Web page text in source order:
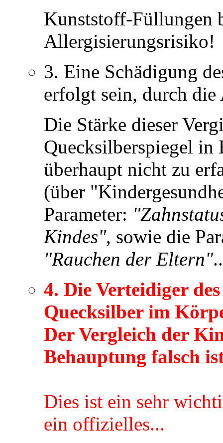
Kunststoff-Füllungen
Allergisierungsrisiko!
3. Eine Schädigung
erfolgt sein, durch
Die Stärke dieser
Quecksilberspiegel
überhaupt nicht zu
(über
Parameter:
Kindes", sowie die
"Rauchen der Eltern"
4. Die Verteidiger
Quecksilber im
Der Vergleich der
Behauptung falsch
Dies ist ein sehr
ein offizielles...